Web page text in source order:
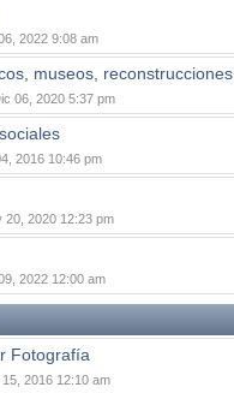
2022 9:08 am
museos, reconstrucciones
06, 2020 5:37 pm
2016 10:46 pm
20, 2020 12:23 pm
2022 12:00 am
Fotografía
15, 2016 12:10 am